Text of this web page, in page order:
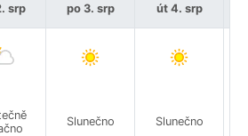
srp po 3. srp
Slunečno
út 4. srp
Slunečno